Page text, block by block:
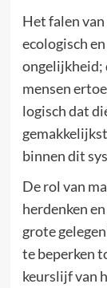
Het falen
ecologisch
ongelijkheid;
mensen
logisch dat
binnen dit
De rol van
herdenken
grote
te beperken
keurslijf van